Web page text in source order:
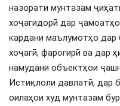
назорати мунтазам
хоҷагидорӣ дар
кардани маълумотҳо дар
хоҷагӣ, фарогирӣ ва дар
намудани объектҳои
Истиқлоли давлатӣ, дар
оилаҳои худ мунтазам